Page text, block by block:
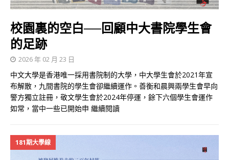
校園裏的空白──回顧中大書院學生會
的足跡
2026 年 02 月 23 日
中文大學是香港唯一採用書院制的大學，中大學生會於2021年宣
布解散，九間書院的學生會卻繼續運作。善衡和晨興兩學生會早向
警方獨立註冊，敬文學生會於2024年停運，餘下六個學生會運作
如常，當中一些已開始申 繼續閱讀
181期大學線